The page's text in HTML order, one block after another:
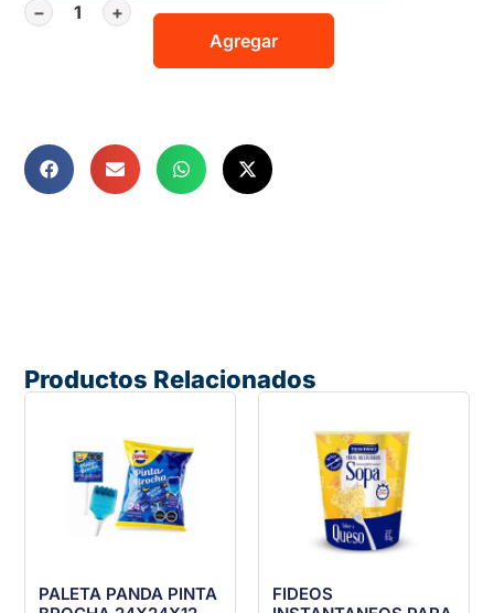
−
+
Agregar
Productos Relacionados
PALETA PANDA PINTA
FIDEOS